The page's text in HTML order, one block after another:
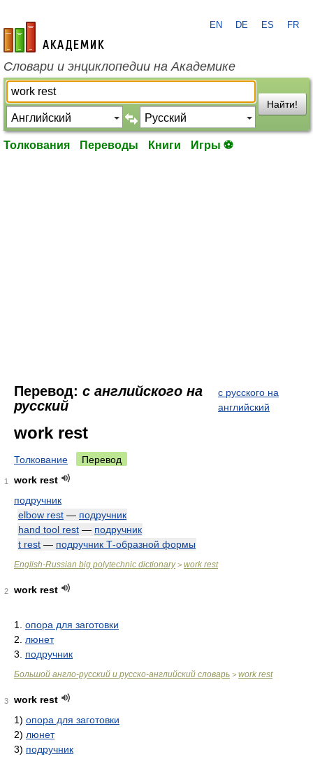
academic.ru
EN DE ES FR
Словари и энциклопедии на Академике
Найти!
Толкования Переводы Книги Игры ⚽
Перевод: с английского на
русский
с русского на
английский
work rest
Толкование Перевод
1
work rest
подручник
elbow rest — подручник
hand tool rest — подручник
t rest — подручник Т-образной формы
English-Russian big polytechnic dictionary> work rest
2 work rest
1. опора для заготовки
2. люнет
3. подручник
Большой англо-русский и русско-английский словарь > work rest
3
work rest
1) опора для заготовки
2) люнет
3) подручник